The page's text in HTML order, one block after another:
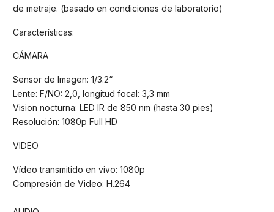
de metraje. (basado en condiciones de laboratorio)
Características:
CÁMARA
Sensor de Imagen: 1/3.2“
Lente: F/NO: 2,0, longitud focal: 3,3 mm
Vision nocturna: LED IR de 850 nm (hasta 30 pies)
Resolución: 1080p Full HD
VIDEO
Vídeo transmitido en vivo: 1080p
Compresión de Video: H.264